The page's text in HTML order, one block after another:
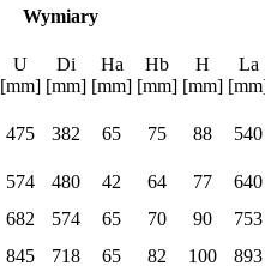
Wymiary
U
[mm]
Di
[mm]
Ha
[mm]
Hb
[mm]
H
[mm]
La
475 382 65 75 88 540
574 480 42 64 77
640
682 574 65 70 90
753
845 718 65 82 100 893